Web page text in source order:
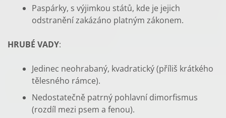
Paspárky, s výjimkou států, kde je jejich
odstranění zakázáno platným zákonem.
HRUBÉ VADY:
Jedinec neohrabaný, kvadratický (příliš krátkého
tělesného rámce).
Nedostatečně patrný pohlavní dimorfismus
(rozdíl mezi psem a fenou).